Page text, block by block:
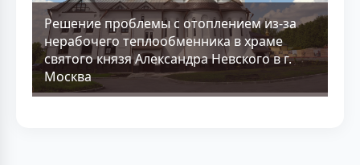
Решение проблемы с отоплением из-за
нерабочего теплообменника в храме
святого князя Александра Невского в г.
Москва